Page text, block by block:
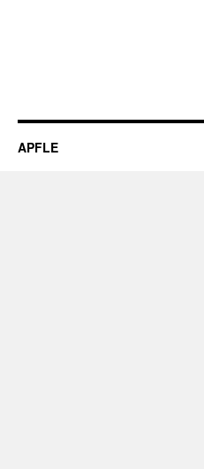
APFLE